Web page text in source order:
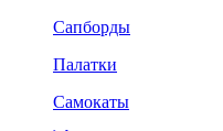
Сапборды
Палатки
Самокаты